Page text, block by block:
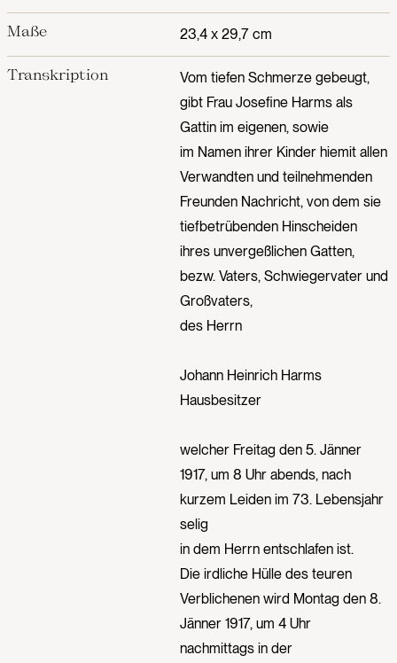
Maße 23,4 x 29,7 cm
Transkription
Vom tiefen Schmerze gebeugt,
gibt Frau Josefine Harms als
Gattin im eigenen, sowie
im Namen ihrer Kinder hiemit allen
Verwandten und teilnehmenden
Freunden Nachricht, von dem sie
tiefbetrübenden Hinscheiden
ihres unvergeßlichen Gatten,
bezw. Vaters, Schwiegervater und
Großvaters,
des Herrn
Johann Heinrich Harms
Hausbesitzer
welcher Freitag den 5. Jänner
1917, um 8 Uhr abends, nach
kurzem Leiden im 73. Lebensjahr
selig
in dem Herrn entschlafen ist.
Die irdliche Hülle des teuren
Verblichenen wird Montag den 8.
Jänner 1917, um 4 Uhr
nachmittags in der